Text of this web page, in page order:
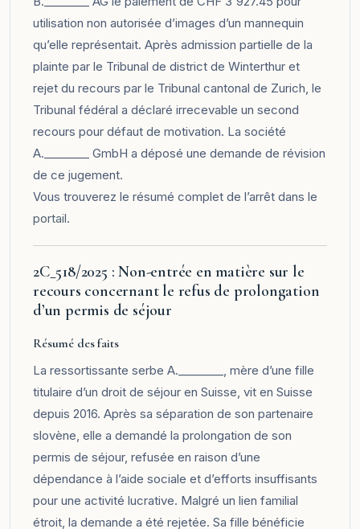
utilisation non autorisée d’images d’un mannequin
qu’elle représentait. Après admission partielle de la
plainte par le Tribunal de district de Winterthur et
rejet du recours par le Tribunal cantonal de Zurich, le
Tribunal fédéral a déclaré irrecevable un second
recours pour défaut de motivation. La société
A.________ GmbH a déposé une demande de révision
de ce jugement.
Vous trouverez le résumé complet de l’arrêt dans le
portail.
2C_518/2025 : Non-entrée en matière sur le
recours concernant le refus de prolongation
d’un permis de séjour
Résumé des faits
La ressortissante serbe A.________, mère d’une fille
titulaire d’un droit de séjour en Suisse, vit en Suisse
depuis 2016. Après sa séparation de son partenaire
slovène, elle a demandé la prolongation de son
permis de séjour, refusée en raison d’une
dépendance à l’aide sociale et d’efforts insuffisants
pour une activité lucrative. Malgré un lien familial
étroit, la demande a été rejetée. Sa fille bénéficie